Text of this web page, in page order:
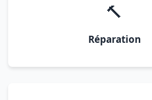
🔨
Réparation